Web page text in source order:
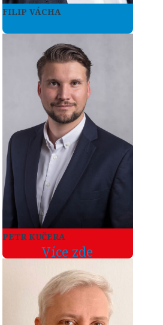
FILIP VÁCHA
PETR KUČERA
Více zde